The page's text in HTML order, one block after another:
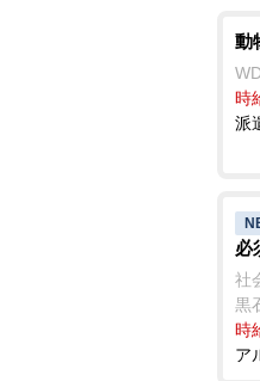
動
時
派
必
社
黒
時
ア